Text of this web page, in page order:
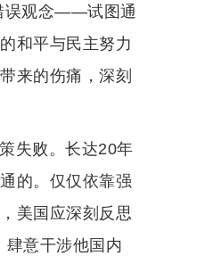
误观念——试图通
和平与民主努力
来的伤痛，深刻
失败。长达20年
的。仅仅依靠强
美国应深刻反思
肆意干涉他国内